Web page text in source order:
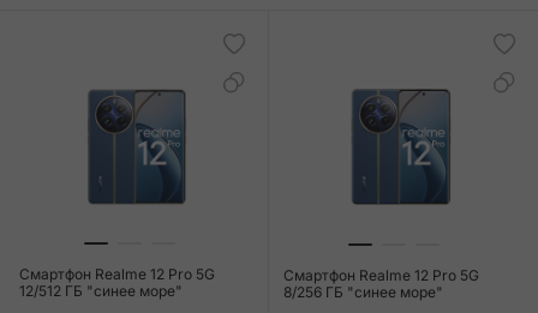
Смартфон Realme 12 Pro 5G
12/512 ГБ "синее море"
Смартфон Realme 12 Pro 5G
8/256 ГБ "синее море"